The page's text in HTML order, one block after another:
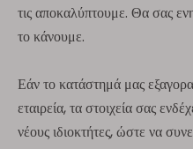
τις αποκαλύπτουμε. Θα σας
το κάνουμε.
Εάν το κατάστημά μας
εταιρεία, τα στοιχεία σας
νέους ιδιοκτήτες, ώστε να